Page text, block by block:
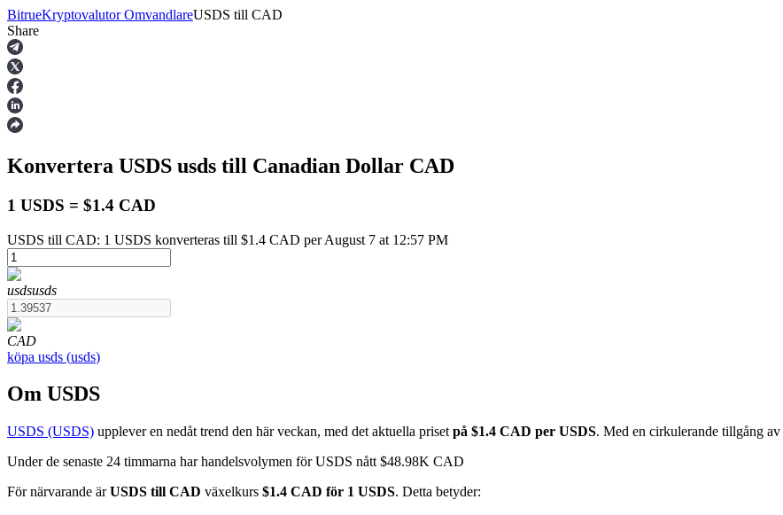
Terminer
USDT Futures
Futures med USDT som säkerhet
BitrueKryptovalutor OmvandlareUSDS till CAD
Share
Konvertera USDS usds till Canadian Dollar CAD
1 USDS = $1.4 CAD
USDS till CAD: 1 USDS konverteras till $1.4 CAD per August 7 at 12:57 PM
usdsusds
CAD
köpa usds (usds)
Om USDS
USDS (USDS) upplever en nedåt trend den här veckan, med det aktuella priset på $1.4 CAD per USDS. Med en cirkulerande tillgång
Under de senaste 24 timmarna har handelsvolymen för USDS nått $48.98K CAD
För närvarande ärUSDS till CAD växelkurs $1.4 CAD för 1 USDS. Detta betyder: